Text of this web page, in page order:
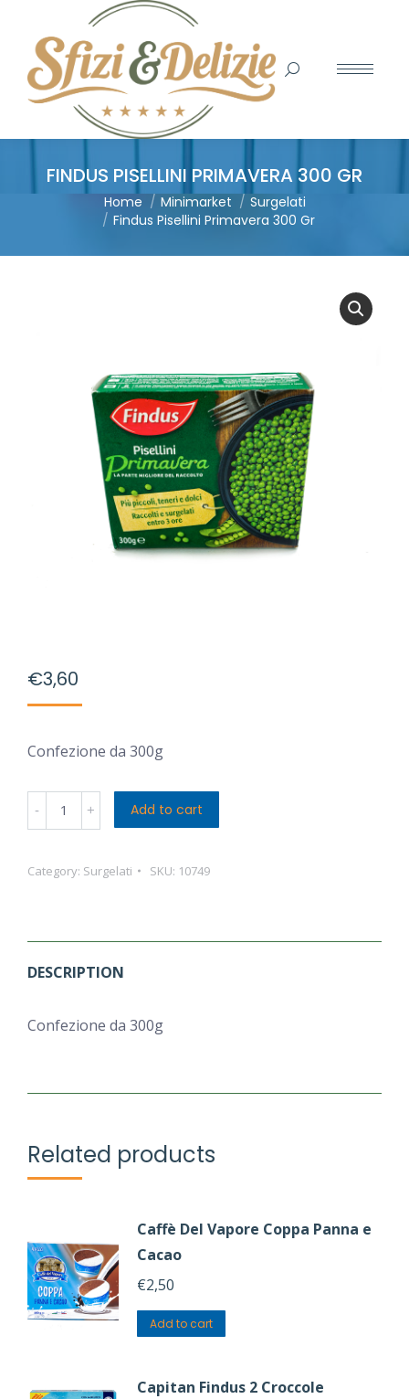
Search:
FINDUS PISELLINI PRIMAVERA 300 GR
You are here:Home Minimarket
Surgelati
Findus Pisellini Primavera 300 Gr
€3,60
Confezione da 300g
Findus
Pisellini
300
Add to cart
Category: Surgelati SKU: 10749
DESCRIPTION
Confezione da 300g
Related products
Caffè Del Vapore Coppa Panna e
Cacao
€2,50
Add to cart
Capitan Findus 2 Croccole